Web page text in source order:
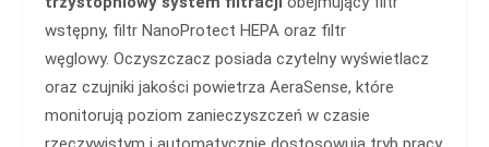
wstępny, filtr NanoProtect HEPA oraz filtr
węglowy. Oczyszczacz posiada czytelny wyświetlacz
oraz czujniki jakości powietrza AeraSense, które
monitorują poziom zanieczyszczeń w czasie